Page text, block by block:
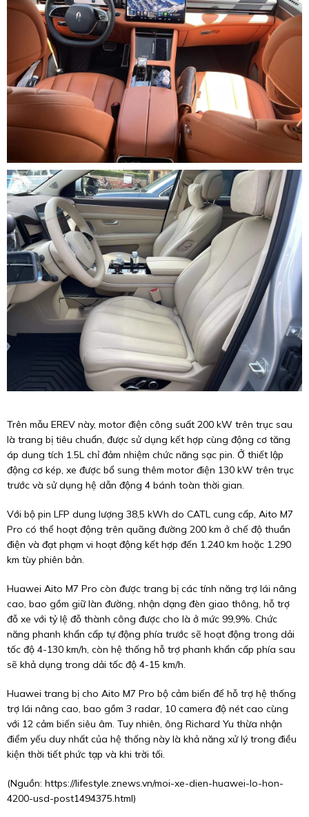
Trên mẫu EREV này, motor điện công suất 200 kW trên trục sau
là trang bị tiêu chuẩn, được sử dụng kết hợp cùng động cơ tăng
áp dung tích 1.5L chỉ đảm nhiệm chức năng sạc pin. Ở thiết lập
động cơ kép, xe được bổ sung thêm motor điện 130 kW trên trục
trước và sử dụng hệ dẫn động 4 bánh toàn thời gian.
Với bộ pin LFP dung lượng 38,5 kWh do CATL cung cấp, Aito M7
Pro có thể hoạt động trên quãng đường 200 km ở chế độ thuần
điện và đạt phạm vi hoạt động kết hợp đến 1.240 km hoặc 1.290
km tùy phiên bản.
Huawei Aito M7 Pro còn được trang bị các tính năng trợ lái nâng
cao, bao gồm giữ làn đường, nhận dạng đèn giao thông, hỗ trợ
đỗ xe với tỷ lệ đỗ thành công được cho là ở mức 99,9%. Chức
năng phanh khẩn cấp tự động phía trước sẽ hoạt động trong dải
tốc độ 4-130 km/h, còn hệ thống hỗ trợ phanh khẩn cấp phía sau
sẽ khả dụng trong dải tốc độ 4-15 km/h.
Huawei trang bị cho Aito M7 Pro bộ cảm biến để hỗ trợ hệ thống
trợ lái nâng cao, bao gồm 3 radar, 10 camera độ nét cao cùng
với 12 cảm biến siêu âm. Tuy nhiên, ông Richard Yu thừa nhận
điểm yếu duy nhất của hệ thống này là khả năng xử lý trong điều
kiện thời tiết phức tạp và khi trời tối.
(Nguồn: https://lifestyle.znews.vn/moi-xe-dien-huawei-lo-hon-
4200-usd-post1494375.html)